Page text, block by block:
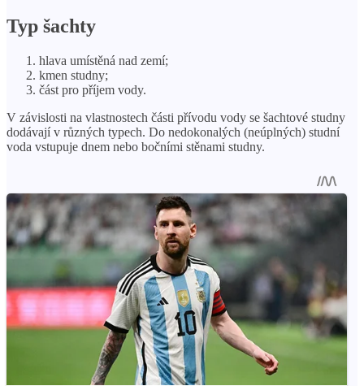
Typ šachty
hlava umístěná nad zemí;
kmen studny;
část pro příjem vody.
V závislosti na vlastnostech části přívodu vody se šachtové studny
dodávají v různých typech. Do nedokonalých (neúplných) studní
voda vstupuje dnem nebo bočními stěnami studny.